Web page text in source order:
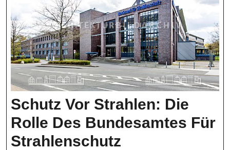
Schutz Vor Strahlen: Die
Rolle Des Bundesamtes Für
Strahlenschutz